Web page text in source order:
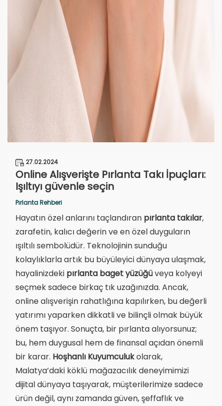
27.02.2024
Online Alışverişte Pırlanta Takı İpuçları:
Işıltıyı güvenle seçin
Pırlanta Rehberi
Hayatın özel anlarını taçlandıran pırlanta takılar,
zarafetin, kalıcı değerin ve en özel duyguların
ışıltılı sembolüdür. Teknolojinin sunduğu
kolaylıklarla artık bu büyüleyici dünyaya ulaşmak,
hayalinizdeki pırlanta baget yüzüğüveya kolyeyi
seçmek sadece birkaç tık uzağınızda. Ancak,
online alışverişin rahatlığına kapılırken, bu değerli
yatırımı yaparken dikkatli ve bilinçli olmak büyük
önem taşıyor. Sonuçta, bir pırlanta alıyorsunuz;
bu, hem duygusal hem de finansal açıdan önemli
bir karar. Hoşhanlı Kuyumculukolarak,
Malatya’daki köklü mağazacılık deneyimimizi
dijital dünyaya taşıyarak, müşterilerimize sadece
ürün değil, aynı zamanda güven, şeffaflık ve